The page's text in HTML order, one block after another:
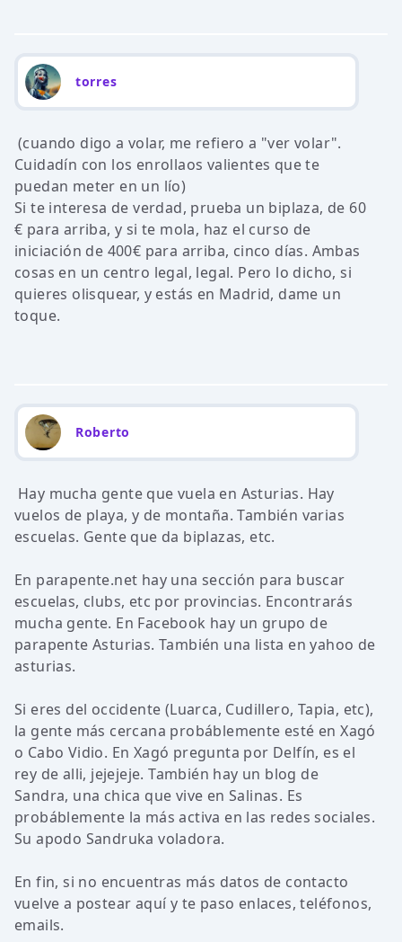
torres
(cuando digo a volar, me refiero a "ver volar".
Cuidadín con los enrollaos valientes que te
puedan meter en un lío)
Si te interesa de verdad, prueba un biplaza, de 60
€ para arriba, y si te mola, haz el curso de
iniciación de 400€ para arriba, cinco días. Ambas
cosas en un centro legal, legal. Pero lo dicho, si
quieres olisquear, y estás en Madrid, dame un
toque.
Roberto
Hay mucha gente que vuela en Asturias. Hay
vuelos de playa, y de montaña. También varias
escuelas. Gente que da biplazas, etc.
En parapente.net hay una sección para buscar
escuelas, clubs, etc por provincias. Encontrarás
mucha gente. En Facebook hay un grupo de
parapente Asturias. También una lista en yahoo de
asturias.
Si eres del occidente (Luarca, Cudillero, Tapia, etc),
la gente más cercana probáblemente esté en Xagó
o Cabo Vidio. En Xagó pregunta por Delfín, es el
rey de alli, jejejeje. También hay un blog de
Sandra, una chica que vive en Salinas. Es
probáblemente la más activa en las redes sociales.
Su apodo Sandruka voladora.
En fin, si no encuentras más datos de contacto
vuelve a postear aquí y te paso enlaces, teléfonos,
emails.